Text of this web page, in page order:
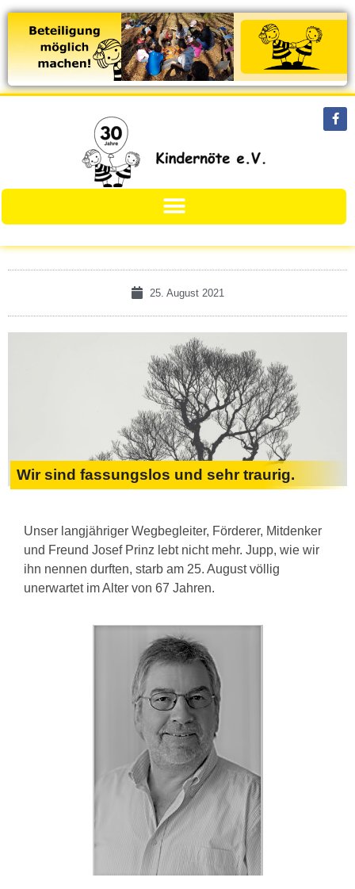
25. August 2021
Wir sind fassungslos und sehr traurig.
Unser langjähriger Wegbegleiter, Förderer, Mitdenker
und Freund Josef Prinz lebt nicht mehr. Jupp, wie wir
ihn nennen durften, starb am 25. August völlig
unerwartet im Alter von 67 Jahren.